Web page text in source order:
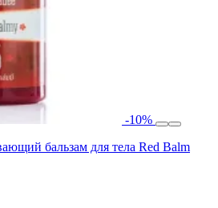
-10%
бальзам для тела Red Balm